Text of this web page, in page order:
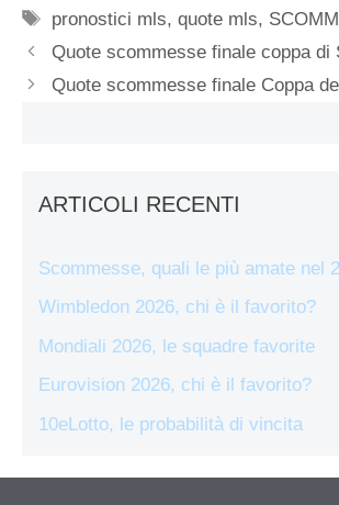
Tag
pronostici mls,quote mls,
Quote scommesse finale coppa di
Quote scommesse finale Coppa
ARTICOLI RECENTI
Scommesse, quali le più amate nel
Wimbledon 2026, chi è il favorito?
Mondiali 2026, le squadre favorite
Eurovision 2026, chi è il favorito?
10eLotto, le probabilità di vincita